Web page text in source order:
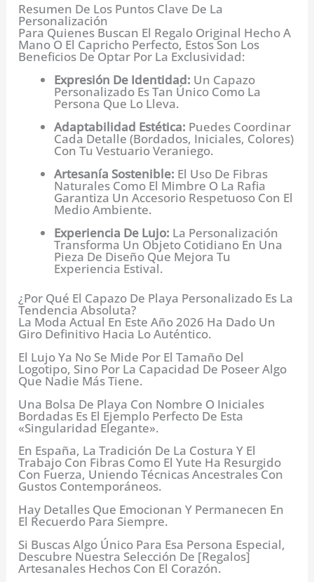
Resumen De Los Puntos Clave De La
Personalización
Para Quienes Buscan El Regalo Original Hecho A
Mano O El Capricho Perfecto, Estos Son Los
Beneficios De Optar Por La Exclusividad:
Expresión De Identidad: Un Capazo
Personalizado Es Tan Único Como La
Persona Que Lo Lleva.
Adaptabilidad Estética: Puedes Coordinar
Cada Detalle (bordados, Iniciales, Colores)
Con Tu Vestuario Veraniego.
Artesanía Sostenible: El Uso De Fibras
Naturales Como El Mimbre O La Rafia
Garantiza Un Accesorio Respetuoso Con El
Medio Ambiente.
Experiencia De Lujo: La Personalización
Transforma Un Objeto Cotidiano En Una
Pieza De Diseño Que Mejora Tu
Experiencia Estival.
¿Por Qué El Capazo De Playa Personalizado Es La
Tendencia Absoluta?
La Moda Actual En Este Año 2026 Ha Dado Un
Giro Definitivo Hacia Lo Auténtico.
El Lujo Ya No Se Mide Por El Tamaño Del
Logotipo, Sino Por La Capacidad De Poseer Algo
Que Nadie Más Tiene.
Una Bolsa De Playa Con Nombre O Iniciales
Bordadas Es El Ejemplo Perfecto De Esta
«singularidad Elegante».
En España, La Tradición De La Costura Y El
Trabajo Con Fibras Como El Yute Ha Resurgido
Con Fuerza, Uniendo Técnicas Ancestrales Con
Gustos Contemporáneos.
Hay Detalles Que Emocionan Y Permanecen En
El Recuerdo Para Siempre.
Si Buscas Algo Único Para Esa Persona Especial,
Descubre Nuestra Selección De [Regalos]
Artesanales Hechos Con El Corazón.